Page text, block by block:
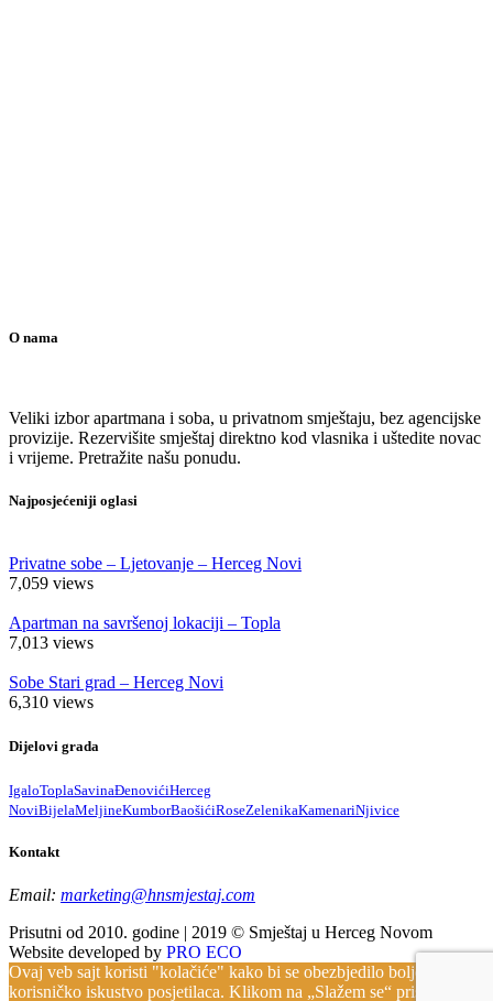
O nama
Veliki izbor apartmana i soba, u privatnom smještaju, bez agencijske
provizije. Rezervišite smještaj direktno kod vlasnika i uštedite novac
i vrijeme. Pretražite našu ponudu.
Najposjećeniji oglasi
Privatne sobe – Ljetovanje – Herceg Novi
7,059 views
Apartman na savršenoj lokaciji – Topla
7,013 views
Sobe Stari grad – Herceg Novi
6,310 views
Dijelovi grada
IgaloToplaSavinaĐenovićiHerceg
NoviBijelaMeljineKumborBaošićiRoseZelenikaKamenariNjivice
Kontakt
Email: marketing@hnsmjestaj.com
Prisutni od 2010. godine | 2019 © Smještaj u Herceg Novom
Website developed by PRO ECO
Ovaj veb sajt koristi "kolačiće" kako bi se obezbjedilo bolje
korisničko iskustvo posjetilaca. Klikom na „Slažem se“ pristajete na